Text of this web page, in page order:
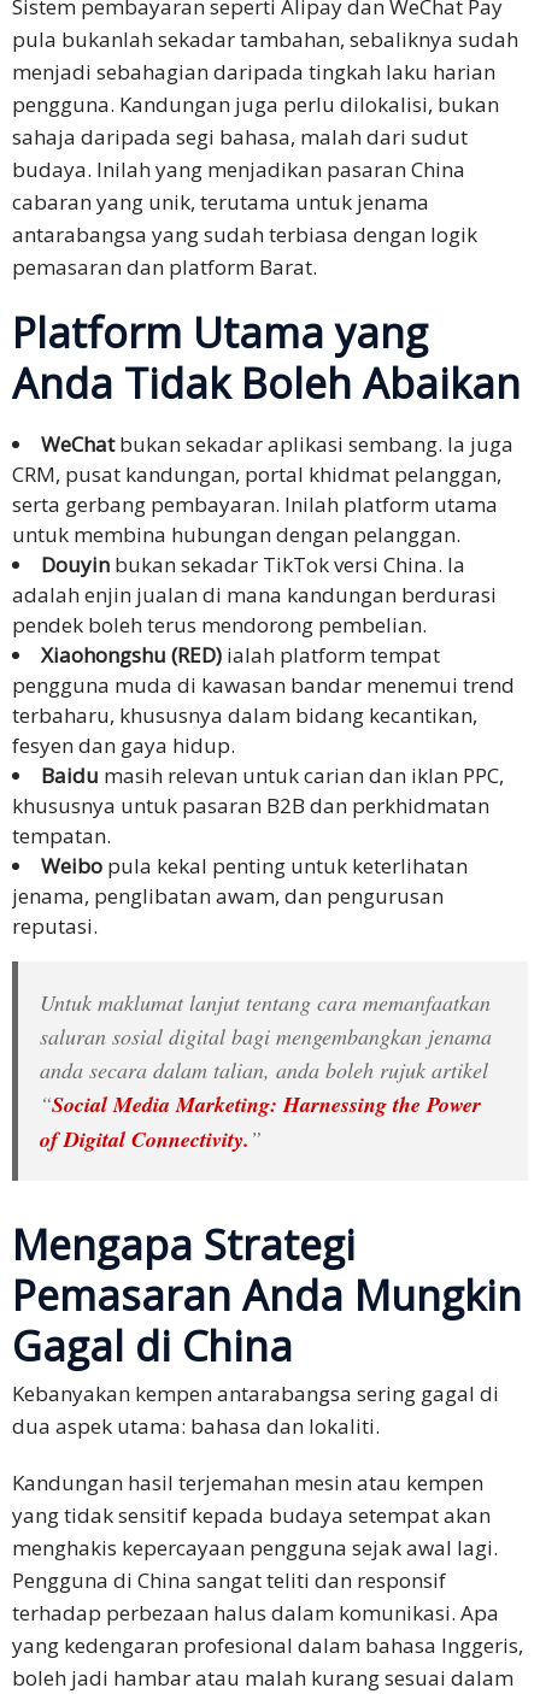
Sistem pembayaran seperti Alipay dan WeChat Pay
pula bukanlah sekadar tambahan, sebaliknya sudah
menjadi sebahagian daripada tingkah laku harian
pengguna. Kandungan juga perlu dilokalisi, bukan
sahaja daripada segi bahasa, malah dari sudut
budaya. Inilah yang menjadikan pasaran China
cabaran yang unik, terutama untuk jenama
antarabangsa yang sudah terbiasa dengan logik
pemasaran dan platform Barat.
Platform Utama yang
Anda Tidak Boleh Abaikan
WeChatbukan sekadar aplikasi sembang. Ia juga
CRM, pusat kandungan, portal khidmat pelanggan,
serta gerbang pembayaran. Inilah platform utama
untuk membina hubungan dengan pelanggan.
Douyin bukan sekadar TikTok versi China. Ia
adalah enjin jualan di mana kandungan berdurasi
pendek boleh terus mendorong pembelian.
Xiaohongshu (RED) ialah platform tempat
pengguna muda di kawasan bandar menemui trend
terbaharu, khususnya dalam bidang kecantikan,
fesyen dan gaya hidup.
Baidu masih relevan untuk carian dan iklan PPC,
khususnya untuk pasaran B2B dan perkhidmatan
tempatan.
Weibo pula kekal penting untuk keterlihatan
jenama, penglibatan awam, dan pengurusan
reputasi.
Untuk maklumat lanjut tentang cara memanfaatkan
saluran sosial digital bagi mengembangkan jenama
anda secara dalam talian, anda boleh rujuk artikel
“Social Media Marketing: Harnessing the Power
of Digital Connectivity. ”
Mengapa Strategi
Pemasaran Anda Mungkin
Gagal di China
Kebanyakan kempen antarabangsa sering gagal di
dua aspek utama: bahasa dan lokaliti.
Kandungan hasil terjemahan mesin atau kempen
yang tidak sensitif kepada budaya setempat akan
menghakis kepercayaan pengguna sejak awal lagi.
Pengguna di China sangat teliti dan responsif
terhadap perbezaan halus dalam komunikasi. Apa
yang kedengaran profesional dalam bahasa Inggeris,
boleh jadi hambar atau malah kurang sesuai dalam
Harga
Percuma